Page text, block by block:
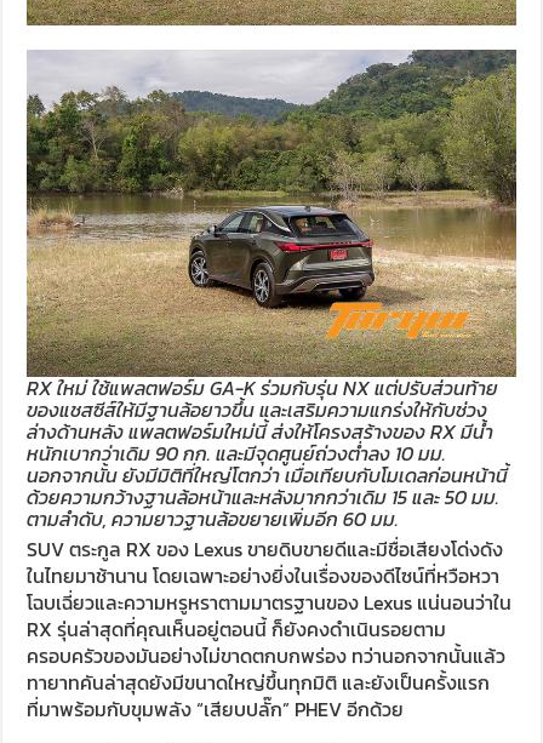
RX ใหม่ ใช้แพลตฟอร์ม GA-K ร่วมกับรุ่น NX แต่ปรับส่วนท้าย
ของแชสซีส์ให้มีฐานล้อยาวขึ้น และเสริมความแกร่งให้กับช่วง
ล่างด้านหลัง แพลตฟอร์มใหม่นี้ ส่งให้โครงสร้างของ RX มีน้ำ
หนักเบากว่าเดิม 90 กก. และมีจุดศูนย์ถ่วงต่ำลง 10 มม.
นอกจากนั้น ยังมีมิติที่ใหญ่โตกว่า เมื่อเทียบกับโมเดลก่อนหน้านี้
ด้วยความกว้างฐานล้อหน้าและหลังมากกว่าเดิม 15 และ 50 มม.
ตามลำดับ, ความยาวฐานล้อขยายเพิ่มอีก 60 มม.
SUV ตระกูล RX ของ Lexus ขายดิบขายดีและมีชื่อเสียงโด่งดัง
ในไทยมาช้านาน โดยเฉพาะอย่างยิ่งในเรื่องของดีไซน์ที่หวือหวา
โฉบเฉี่ยวและความหรูหราตามมาตรฐานของ Lexus แน่นอนว่าใน
RX รุ่นล่าสุดที่คุณเห็นอยู่ตอนนี้ ก็ยังคงดำเนินรอยตาม
ครอบครัวของมันอย่างไม่ขาดตกบกพร่อง ทว่านอกจากนั้นแล้ว
ทายาทคันล่าสุดยังมีขนาดใหญ่ขึ้นทุกมิติ และยังเป็นครั้งแรก
ที่มาพร้อมกับขุมพลัง “เสียบปลั๊ก” PHEV อีกด้วย